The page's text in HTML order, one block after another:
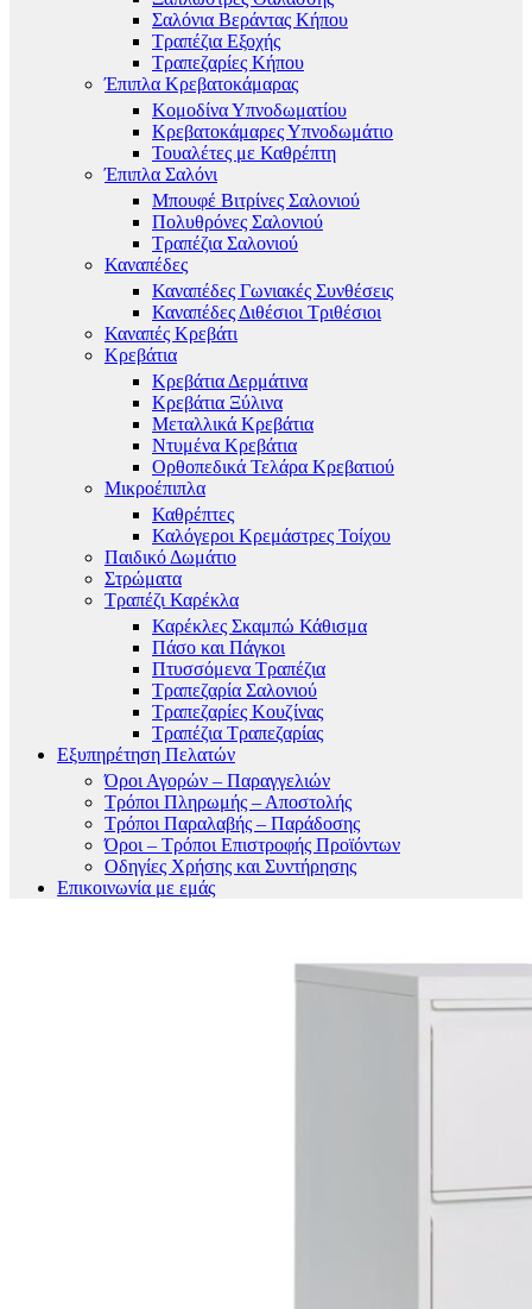
Σαλόνια Βεράντας Κήπου
Τραπέζια Εξοχής
Τραπεζαρίες Κήπου
Έπιπλα Κρεβατοκάμαρας
Κομοδίνα Υπνοδωματίου
Κρεβατοκάμαρες Υπνοδωμάτιο
Τουαλέτες με Καθρέπτη
Έπιπλα Σαλόνι
Μπουφέ Βιτρίνες Σαλονιού
Πολυθρόνες Σαλονιού
Τραπέζια Σαλονιού
Καναπέδες
Καναπέδες Γωνιακές Συνθέσεις
Καναπέδες Διθέσιοι Τριθέσιοι
Καναπές Κρεβάτι
Κρεβάτια
Κρεβάτια Δερμάτινα
Κρεβάτια Ξύλινα
Μεταλλικά Κρεβάτια
Ντυμένα Κρεβάτια
Ορθοπεδικά Τελάρα Κρεβατιού
Μικροέπιπλα
Καθρέπτες
Καλόγεροι Κρεμάστρες Τοίχου
Παιδικό Δωμάτιο
Στρώματα
Τραπέζι Καρέκλα
Καρέκλες Σκαμπώ Κάθισμα
Πάσο και Πάγκοι
Πτυσσόμενα Τραπέζια
Τραπεζαρία Σαλονιού
Τραπεζαρίες Κουζίνας
Τραπέζια Τραπεζαρίας
Εξυπηρέτηση Πελατών
Όροι Αγορών – Παραγγελιών
Τρόποι Πληρωμής – Αποστολής
Τρόποι Παραλαβής – Παράδοσης
Όροι – Τρόποι Επιστροφής Προϊόντων
Οδηγίες Χρήσης και Συντήρησης
Επικοινωνία με εμάς